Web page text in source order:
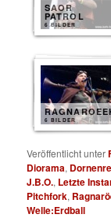
SAOR
PATROL
6 BILDER
6 BILDER
Veröffentlicht unter
Diorama,
J.B.O., Letzte
Pitchfork,
Welle:Erdball